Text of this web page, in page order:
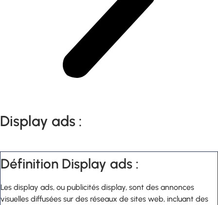
Display ads :
Définition Display ads :
Les display ads, ou publicités display, sont des annonces
visuelles diffusées sur des réseaux de sites web, incluant des